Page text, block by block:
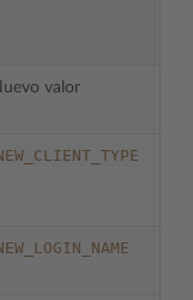
valor